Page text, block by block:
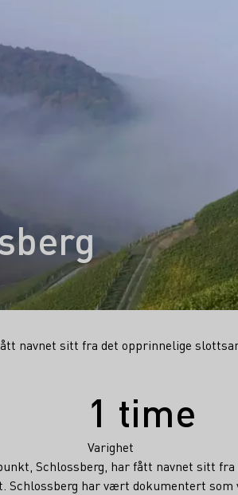
navnet sitt fra det opprinnelige
1 time
Varighet
Schlossberg, har fått navnet sitt
Schlossberg har vært dokumentert som